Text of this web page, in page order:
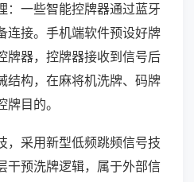
：一些智能控牌器通过蓝牙
连接。手机端软件预设好牌
牌器，控牌器接收到信号后
结构，在麻将机洗牌、码牌
目的。
，采用新型低频跳频信号技
干预洗牌逻辑，属于外部信